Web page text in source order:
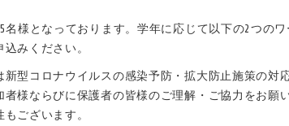
名様となっております。学年に応じて以下の2つの
みください。
新型コロナウイルスの感染予防・拡大防止施策の対
者様ならびに保護者の皆様のご理解・ご協力をお願
ございます。